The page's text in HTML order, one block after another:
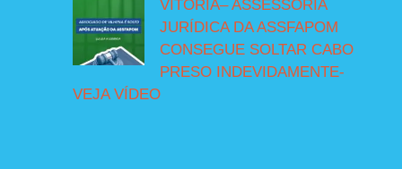
VITÓRIA– ASSESSORIA
JURÍDICA DA ASSFAPOM
CONSEGUE SOLTAR CABO
PRESO INDEVIDAMENTE-
VEJA VÍDEO